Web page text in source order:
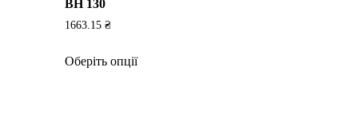
ВН 130
1663.15 ₴
Оберіть опціїтовар